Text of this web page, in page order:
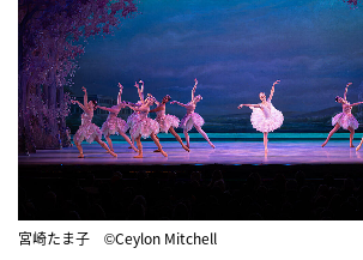
宮崎たま子 ©Ceylon Mitchell